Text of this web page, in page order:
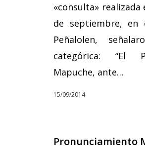
«consulta»
de septiembre, en
Peñalolen,
categórica: “El
Mapuche, ante…
15/09/2014
Pronunciamiento